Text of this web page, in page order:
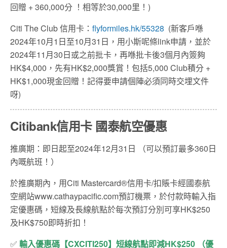
回贈 + 360,000分 ！相等於30,000里！ )
Citi The Club 信用卡： flyformiles.hk/55328 (新客戶喺
2024年10月1日至10月31日 ，用小斯呢條link申請，並於
2024年11月30日或之前批卡，再喺批卡後3個月內簽夠
HK$4,000 ，先有HK$2,000獎賞！包括5,000 Club積分 +
HK$1,000現金回贈！記得要申請個陣必須同時交埋文件
呀)
Citibank信用卡 國泰航空優惠
推廣期：即日起至2024年12月31日 （可以預訂最多360日
內嘅航班！）
於推廣期內，用Citi Mastercard®信用卡/扣賬卡經國泰航
空網站www.cathaypacific.com預訂機票，於付款時輸入指
定優惠碼，短線及長線航點於每次預訂分別可享HK$250
及HK$750即時折扣！
✅ 輸入優惠碼【CXCITI250】短線航點即減HK$250 （優